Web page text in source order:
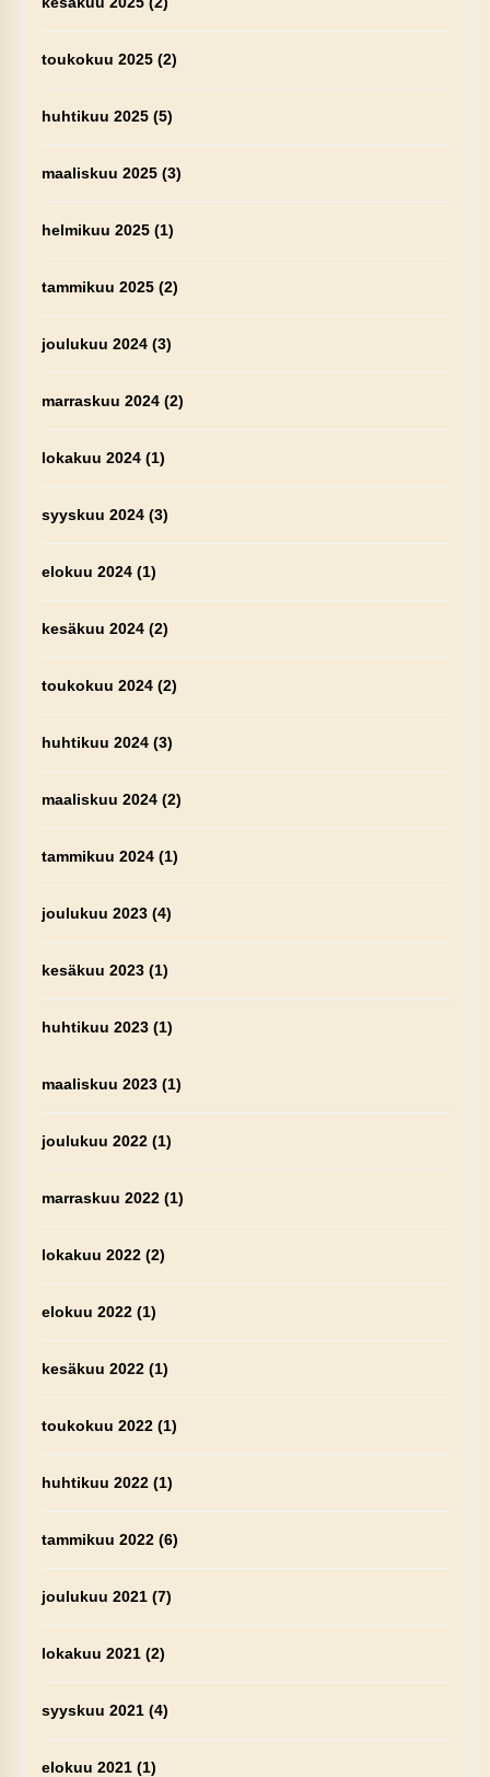
toukokuu 2025(2)
huhtikuu 2025(5)
maaliskuu 2025(3)
helmikuu 2025(1)
tammikuu 2025(2)
joulukuu 2024(3)
marraskuu 2024(2)
lokakuu 2024(1)
syyskuu 2024(3)
elokuu 2024(1)
kesäkuu 2024(2)
toukokuu 2024(2)
huhtikuu 2024(3)
maaliskuu 2024(2)
tammikuu 2024(1)
joulukuu 2023(4)
kesäkuu 2023(1)
huhtikuu 2023(1)
maaliskuu 2023(1)
joulukuu 2022(1)
marraskuu 2022(1)
lokakuu 2022(2)
elokuu 2022(1)
kesäkuu 2022(1)
toukokuu 2022(1)
huhtikuu 2022(1)
tammikuu 2022(6)
joulukuu 2021(7)
lokakuu 2021(2)
syyskuu 2021(4)
elokuu 2021(1)